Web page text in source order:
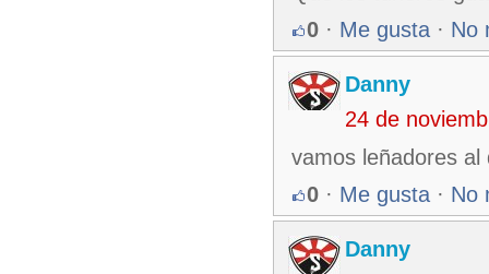
0 · Me gusta · No
Danny
24 de
vamos leñadores al
0 · Me gusta · No
Danny